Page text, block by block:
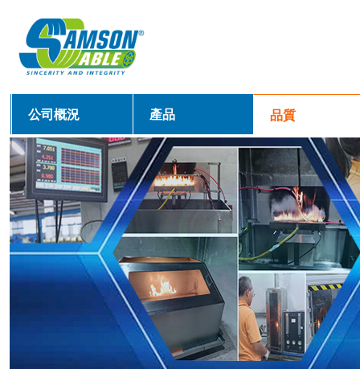
公司概況 產品 品質